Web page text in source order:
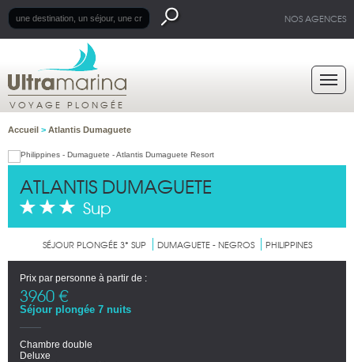
NOS AGENCES
VOYAGE PLONGÉE
Accueil > Atlantis Dumaguete
ATLANTIS DUMAGUETE
Sup
SÉJOUR PLONGÉE 3* SUP DUMAGUETE - NEGROS PHILIPPINES
Prix par personne à partir de :
3960 €
Séjour plongée 7 nuits
Chambre double
Deluxe